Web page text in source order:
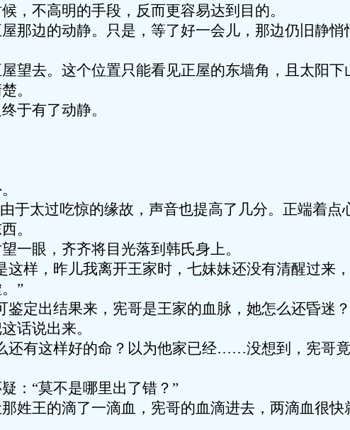
，不高明的手段，反而更容易达到目的。
那边的动静。只是，等了好一会儿，那边仍旧静悄
望去。这个位置只能看见正屋的东墙角，且太阳下
。
于有了动静。
于太过吃惊的缘故，声音也提高了几分。正端着点
。
一眼，齐齐将目光落到韩氏身上。
这样，昨儿我离开王家时，七妹妹还没有清醒过来
”
定出结果来，宪哥是王家的血脉，她怎么还昏迷
话说出来。
还有这样好的命？以为他家已经……没想到，宪哥
：“莫不是哪里出了错？”
姓王的滴了一滴血，宪哥的血滴进去，两滴血很快